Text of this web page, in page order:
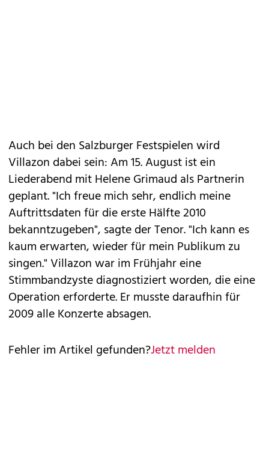
Auch bei den Salzburger Festspielen wird
Villazon dabei sein: Am 15. August ist ein
Liederabend mit Helene Grimaud als Partnerin
geplant. "Ich freue mich sehr, endlich meine
Auftrittsdaten für die erste Hälfte 2010
bekanntzugeben", sagte der Tenor. "Ich kann es
kaum erwarten, wieder für mein Publikum zu
singen." Villazon war im Frühjahr eine
Stimmbandzyste diagnostiziert worden, die eine
Operation erforderte. Er musste daraufhin für
2009 alle Konzerte absagen.
Fehler im Artikel gefunden?Jetzt melden